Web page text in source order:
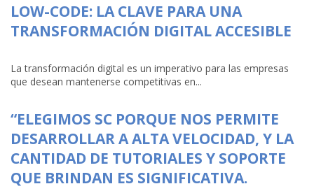
LOW-CODE: LA CLAVE PARA UNA
TRANSFORMACIÓN DIGITAL ACCESIBLE
La transformación digital es un imperativo para las empresas
que desean mantenerse competitivas en...
“ELEGIMOS SC PORQUE NOS PERMITE
DESARROLLAR A ALTA VELOCIDAD, Y LA
CANTIDAD DE TUTORIALES Y SOPORTE
QUE BRINDAN ES SIGNIFICATIVA.